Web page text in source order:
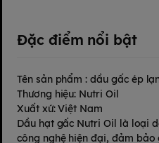
Đặc điểm nổi bật
Tên sản phẩm : dầu gấc ép
Thương hiệu: Nutri Oil
Xuất xứ: Việt Nam
Dầu hạt gấc Nutri Oil là loại
công nghệ hiện đại, đảm